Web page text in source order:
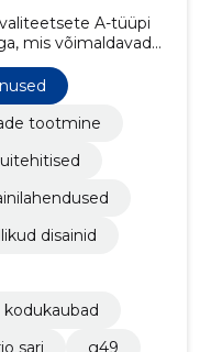
A-tüüpi
mis võimaldavad
ja
tootmine
disainid
kodukaubad
sari g49